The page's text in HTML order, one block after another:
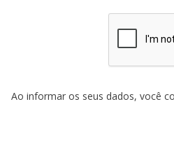
Ao informar os seus dados, você